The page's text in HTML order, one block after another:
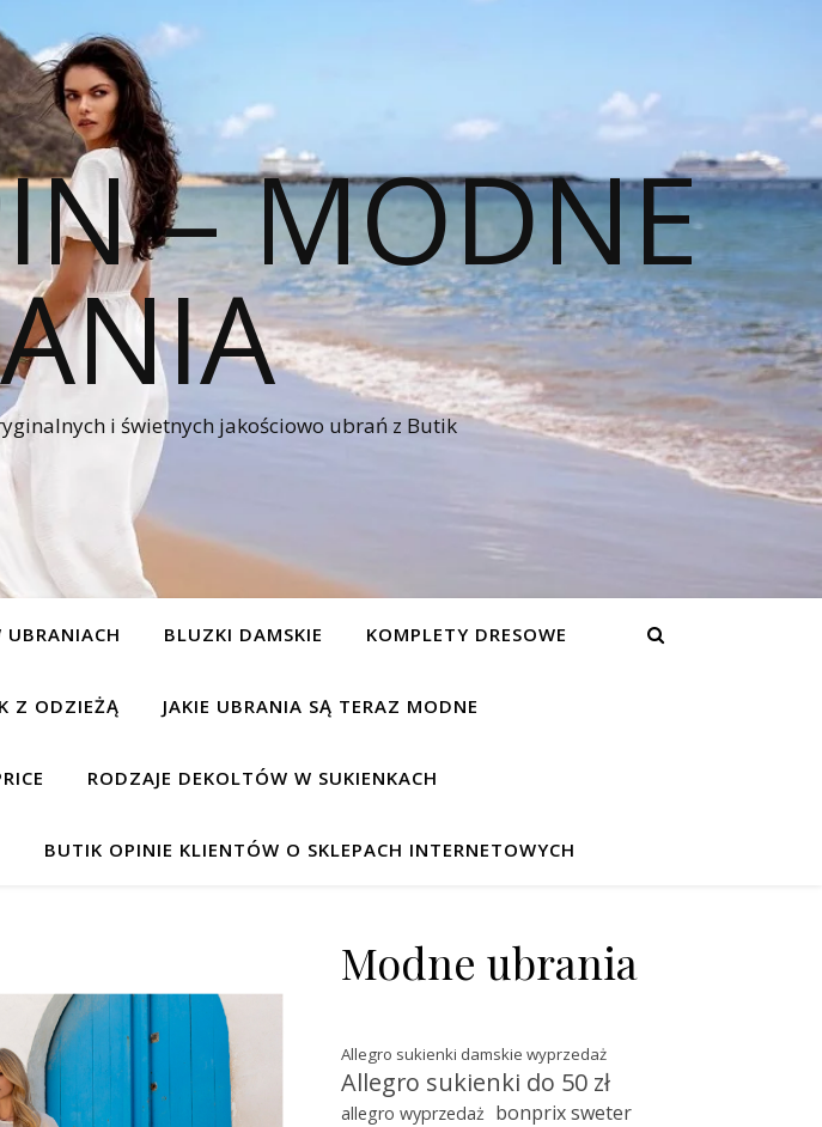
– MODNE
i świetnych jakościowo ubrań z Butik
UBRANIACH BLUZKI DAMSKIE KOMPLETY DRESOWE
Z ODZIEŻĄ JAKIE UBRANIA SĄ TERAZ MODNE
RODZAJE DEKOLTÓW W SUKIENKACH
BUTIK OPINIE KLIENTÓW O SKLEPACH INTERNETOWYCH
Modne ubrania
Allegro sukienki damskie wyprzedaż
Allegro sukienki do 50 zł
allegro wyprzedaż bonprix sweter